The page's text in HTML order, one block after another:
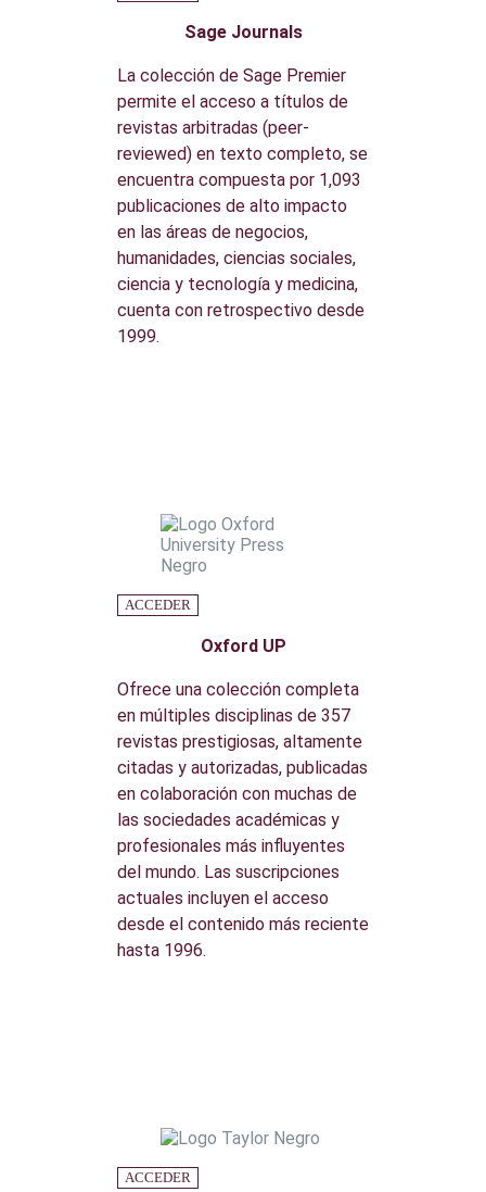
Sage Journals
La colección de Sage Premier
permite el acceso a títulos de
revistas arbitradas (peer-
reviewed) en texto completo, se
encuentra compuesta por 1,093
publicaciones de alto impacto
en las áreas de negocios,
humanidades, ciencias sociales,
ciencia y tecnología y medicina,
cuenta con retrospectivo desde
1999.
ACCEDER
Oxford UP
Ofrece una colección completa
en múltiples disciplinas de 357
revistas prestigiosas, altamente
citadas y autorizadas, publicadas
en colaboración con muchas de
las sociedades académicas y
profesionales más influyentes
del mundo. Las suscripciones
actuales incluyen el acceso
desde el contenido más reciente
hasta 1996.
ACCEDER